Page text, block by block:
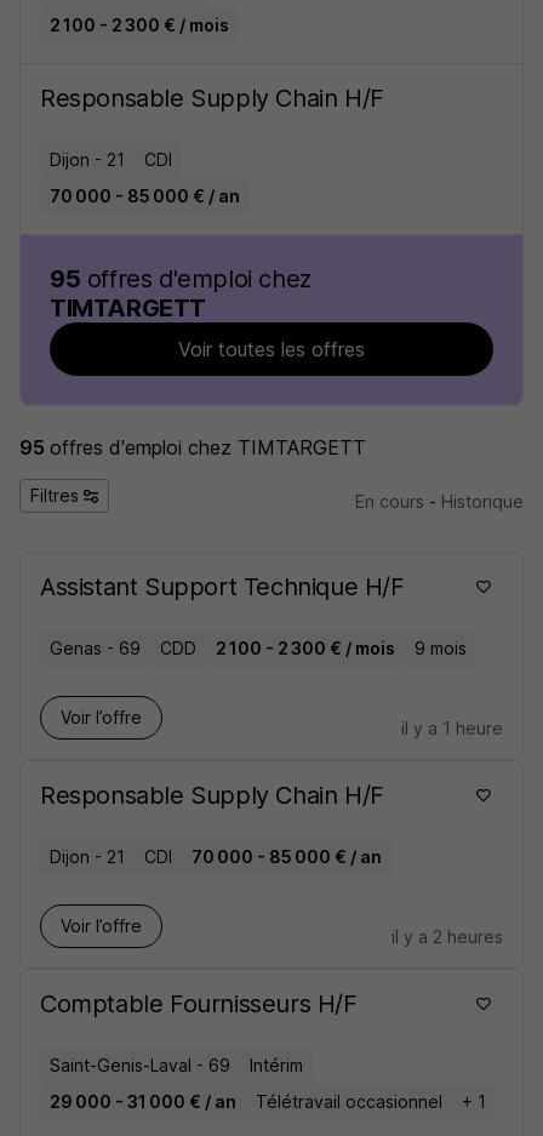
2 100 - 2 300 € / mois
Responsable Supply Chain H/F
Dijon - 21
CDI
70 000 - 85 000 € / an
95 offres d'emploi chez
TIMTARGETT
Voir toutes les offres
95 offres d'emploi chez TIMTARGETT
Filtres En cours - Historique
Assistant Support Technique H/F
Genas - 69 CDD 2 100 - 2 300 € / mois 9 mois
Voir l’offre
il y a 1 heure
Responsable Supply Chain H/F
Dijon - 21 CDI 70 000 - 85 000 € / an
Voir l’offre
il y a 2 heures
Comptable Fournisseurs H/F
Saint-Genis-Laval - 69
Intérim
29 000 - 31 000 € / an
Télétravail occasionnel + 1